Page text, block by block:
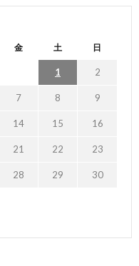
金 土 日
1 2
7 8 9
14 15 16
21 22 23
28 29 30